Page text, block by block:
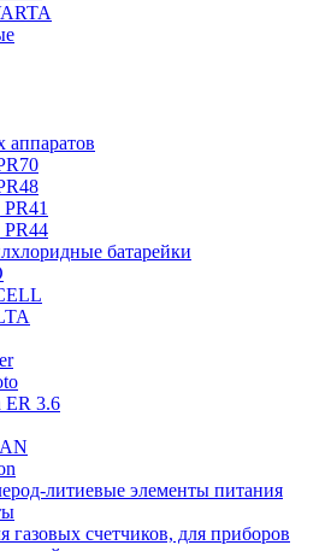
аппаратов
батарейки
ER 3.6
литиевые элементы питания
газовых счетчиков, для приборов